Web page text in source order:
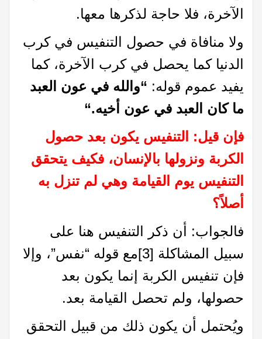
الآخرة، فلا حاجة لذكرها معها.
ولا منافاة في حصول التنفيس في كرب
الدنيا كما يحصل في كرب الآخرة، كما
يفيد عموم قوله: “والله في عون العبد
ما كان العبد في عون أخيه.
“
فإن قيل: التنفيس يكون بعد حصول
الكربة ونزولها بالإنسان، فكيف يتحقق
التنفيس يوم القيامة وهي لم تنزل به
أصلاً؟
فالجواب: أن ذكر التنفيس هنا على
سبيل المشاكلة [3]
مع قوله “نفس”، وإلا
فإن تنفيس الكربة إنما يكون بعد
حصولها، ولم تحصل القيامة بعد.
ويُحتمل أن يكون ذلك من قبيل التحقق